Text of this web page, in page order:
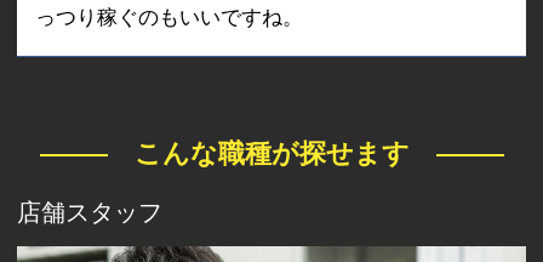
っつり稼ぐのもいいですね。
こんな職種が探せます
店舗スタッフ